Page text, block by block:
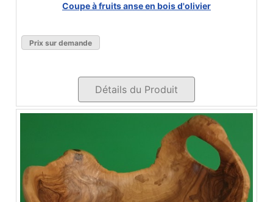
Coupe à fruits anse en bois d'olivier
Prix sur demande
Détails du Produit